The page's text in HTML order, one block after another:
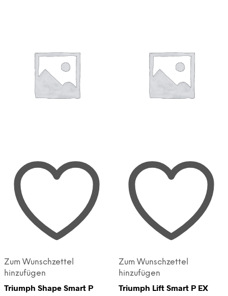
Zum Wunschzettel
hinzufügen
Triumph Shape Smart P
Zum Wunschzettel
hinzufügen
Triumph Lift Smart P EX